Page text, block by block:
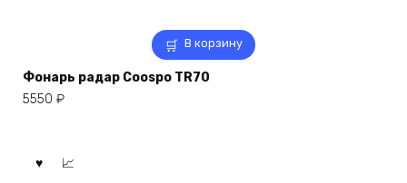
В корзину
Фонарь радар Coospo TR70
5550 ₽